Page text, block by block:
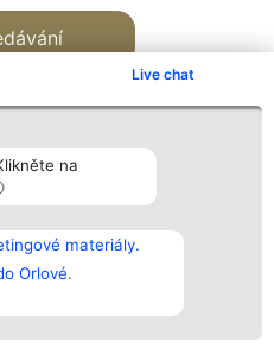
Live chat
na
materiály.
Orlové.
všech
Kontakt